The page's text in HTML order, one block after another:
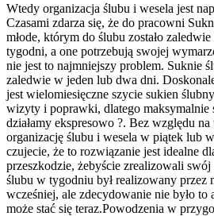
Wtedy organizacja ślubu i wesela jest
Czasami zdarza się, że do pracowni
młode, którym do ślubu zostało
tygodni, a one potrzebują swojej
nie jest to najmniejszy problem. Suknie
zaledwie w jeden lub dwa dni.
jest wielomiesięczne szycie sukien
wizyty i poprawki, dlatego maksymalnie
działamy ekspresowo ?. Bez względu
organizację ślubu i wesela w piątek lub
czujecie, że to rozwiązanie jest idealne
przeszkodzie, żebyście zrealizowali swój
ślubu w tygodniu był realizowany przez
wcześniej, ale zdecydowanie nie było to
może stać się teraz.Powodzenia w